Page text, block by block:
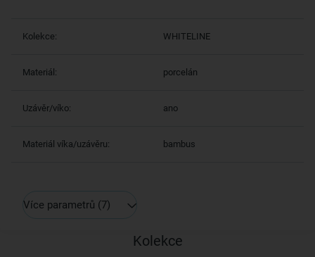
Kolekce: WHITELINE
Materiál: porcelán
Uzávěr/víko: ano
Materiál víka/uzávěru: bambus
Více parametrů (7)
Kolekce